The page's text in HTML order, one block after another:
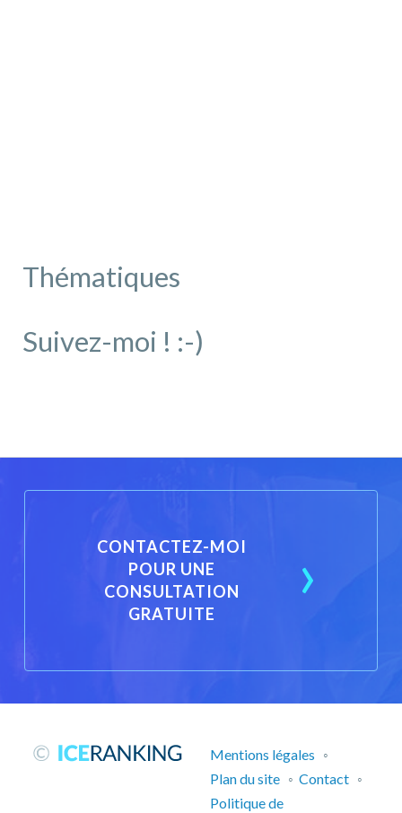
Thématiques
Suivez-moi ! :-)
CONTACTEZ-MOI
POUR UNE
CONSULTATION
GRATUITE
Mentions légales ◦
Plan du site ◦ Contact ◦
Politique de